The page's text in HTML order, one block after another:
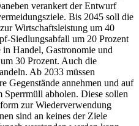
verankert der Entwurf
Bis 2045 soll die
Wirtschaftsleistung um 40
Siedlungsabfall um 20 Prozent
Handel, Gastronomie und
30 Prozent. Auch die
Ab 2033 müssen
Gegenstände annehmen und auf
Sperrmüll abholen. Diese sollen
zur Wiederverwendung
sind an keines der Ziele